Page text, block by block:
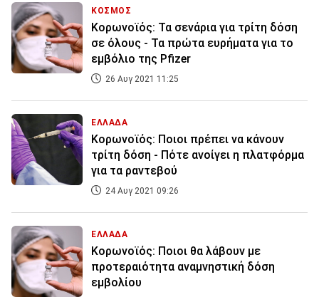
ΚΟΣΜΟΣ
Κορωνοϊός: Τα σενάρια για τρίτη δόση
σε όλους - Τα πρώτα ευρήματα για το
εμβόλιο της Pfizer
26 Αυγ 2021 11:25
ΕΛΛΑΔΑ
Κορωνοϊός: Ποιοι πρέπει να κάνουν
τρίτη δόση - Πότε ανοίγει η πλατφόρμα
για τα ραντεβού
24 Αυγ 2021 09:26
ΕΛΛΑΔΑ
Κορωνοϊός: Ποιοι θα λάβουν με
προτεραιότητα αναμνηστική δόση
εμβολίου